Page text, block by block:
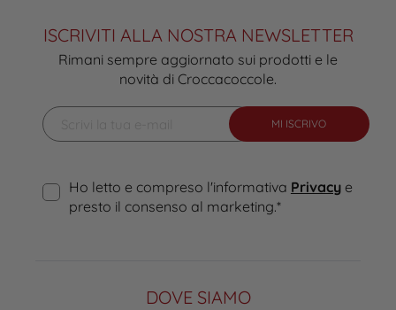
ISCRIVITI ALLA NOSTRA NEWSLETTER
Rimani sempre aggiornato sui prodotti e le
novità di Croccacoccole.
MI ISCRIVO
Ho letto e compreso l'informativa Privacye
presto il consenso al marketing.*
DOVE SIAMO